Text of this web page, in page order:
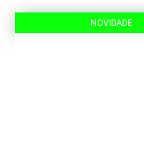
NOVIDADE